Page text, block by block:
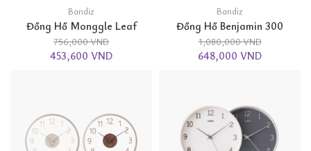
Bandiz
Đồng Hồ Monggle Leaf
756,000 VND
453,600 VND
Bandiz
Đồng Hồ Benjamin 300
1,080,000 VND
648,000 VND